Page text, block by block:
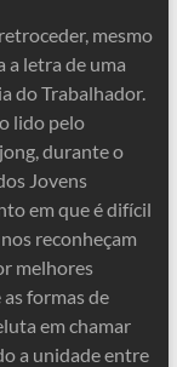
mesmo
a letra de uma
do Trabalhador.
lido pelo
durante o
Jovens
em que é difícil
reconheçam
melhores
formas de
em chamar
a unidade entre